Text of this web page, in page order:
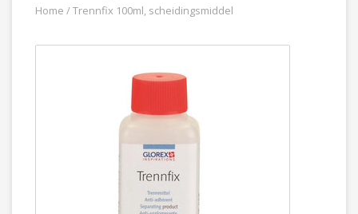
Home /Trennfix 100ml, scheidingsmiddel